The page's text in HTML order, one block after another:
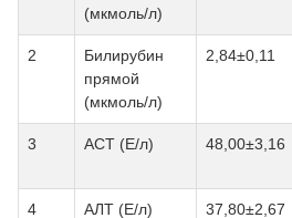
(мкмоль/л)
2
Билирубин
прямой
(мкмоль/л)
2,84±0,11
3 АСТ (Е/л) 48,00±3,16
4 АЛТ (Е/л) 37,80±2,67